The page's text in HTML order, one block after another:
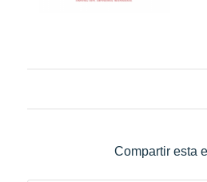
Compartir esta